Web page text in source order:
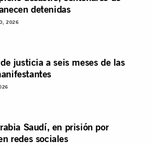
detenidas
2026
justicia a seis meses de las
Saudí, en prisión por
redes sociales